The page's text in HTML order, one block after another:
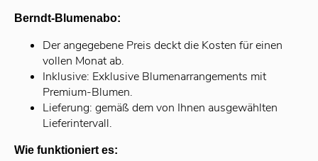
Berndt-Blumenabo:
Der angegebene Preis deckt die Kosten für einen
vollen Monat ab.
Inklusive: Exklusive Blumenarrangements mit
Premium-Blumen.
Lieferung: gemäß dem von Ihnen ausgewählten
Lieferintervall.
Wie funktioniert es: